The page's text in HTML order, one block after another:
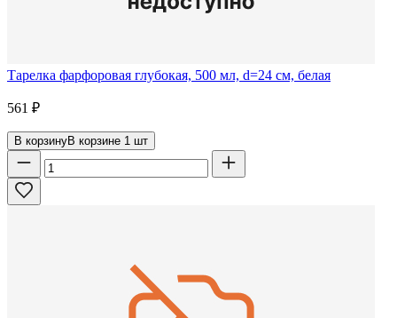
Тарелка фарфоровая глубокая, 500 мл, d=24 см, белая
561 ₽
В корзинуВ корзине 1 шт